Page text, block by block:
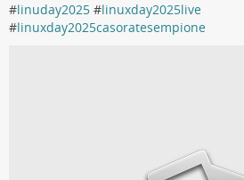
#linuday2025 #linuxday2025live
#linuxday2025casoratesempione